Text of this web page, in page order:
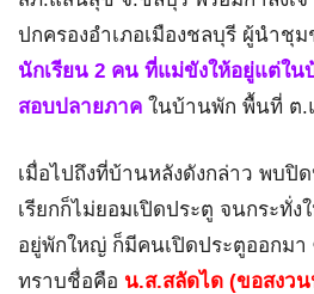
ปกครองอำเภอเมืองชลบุรี ผู้นำชุ
นักเรียน 2 คน ที่แม่ขังให้อยู่แต่ใน
สอบปลายภาค ในบ้านพัก พื้นที่ ต.
เมื่อไปถึงที่บ้านหลังดังกล่าว พบปิ
เรียกก็ไม่ยอมเปิดประตู จนกระทั่
อยู่พักใหญ่ ก็มีคนเปิดประตูออกมา
ทราบชื่อคือ น.ส.สลัดได (ขอสงว